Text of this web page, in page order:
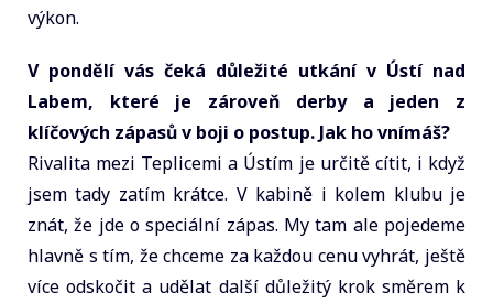
výkon.
V pondělí vás čeká důležité utkání v Ústí nad
Labem, které je zároveň derby a jeden z
klíčových zápasů v boji o postup. Jak ho vnímáš?
Rivalita mezi Teplicemi a Ústím je určitě cítit, i když
jsem tady zatím krátce. V kabině i kolem klubu je
znát, že jde o speciální zápas. My tam ale pojedeme
hlavně s tím, že chceme za každou cenu vyhrát, ještě
více odskočit a udělat další důležitý krok směrem k